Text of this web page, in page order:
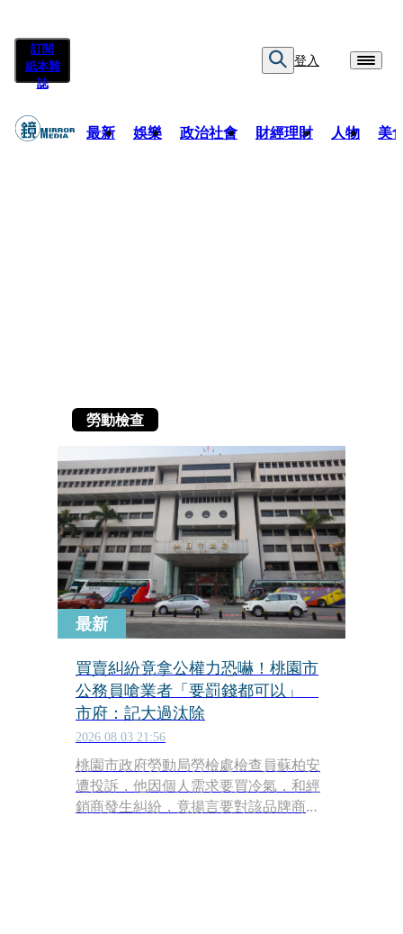
訂閱
紙本雜
誌
登入
最新 娛樂 政治社會 財經理財 人物 美
勞動檢查
最新
買賣糾紛竟拿公權力恐嚇！桃園市
公務員嗆業者「要罰錢都可以」
市府：記大過汰除
2026.08.03 21:56
桃園市政府勞動局勞檢處檢查員蘇柏安
遭投訴，他因個人需求要買冷氣，和經
銷商發生糾紛，竟揚言要對該品牌商進